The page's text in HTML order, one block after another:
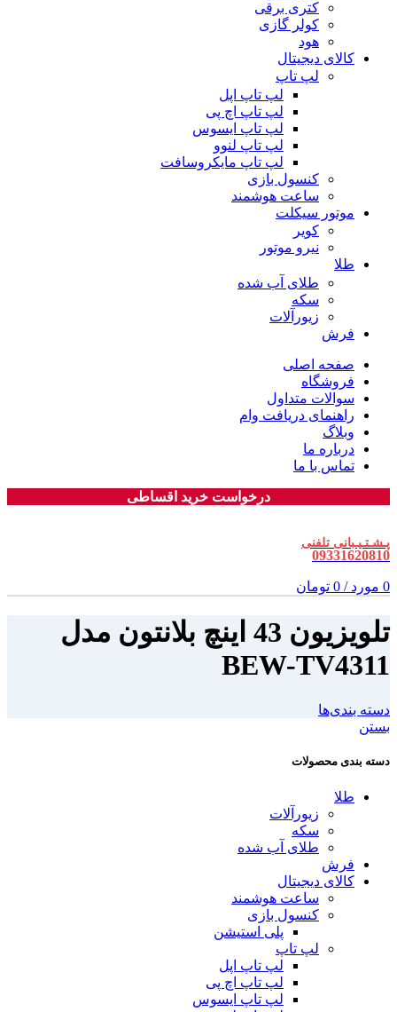
کتری برقی
کولر گازی
هود
کالای دیجیتال
لپ تاپ
لپ تاپ اپل
لپ تاپ اچ پی
لپ تاپ ایسوس
لپ تاپ لنوو
لپ تاپ مایکروسافت
کنسول بازی
ساعت هوشمند
موتور سیکلت
کویر
نیرو موتور
طلا
طلای آب شده
سکه
زیورآلات
فرش
صفحه اصلی
فروشگاه
سوالات متداول
راهنمای دریافت وام
وبلاگ
درباره ما
تماس با ما
درخواست خرید اقساطی
پـشـتـیـبانی تلفنی
09331620810
0 مورد /
0 تومان
تلویزیون 43 اینچ بلانتون مدل
BEW-TV4311
دسته بندی‌ها
بستن
دسته بندی محصولات
طلا
زیورآلات
سکه
طلای آب شده
فرش
کالای دیجیتال
ساعت هوشمند
کنسول بازی
پلی استیشن
لپ تاپ
لپ تاپ اپل
لپ تاپ اچ پی
لپ تاپ ایسوس